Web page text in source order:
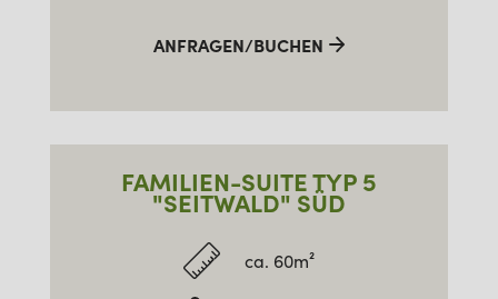
ANFRAGEN/BUCHEN
FAMILIEN-SUITE TYP 5
"SEITWALD" SÜD
ca. 60m²